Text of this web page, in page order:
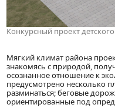
Конкурсный проект
Мягкий климат района
знакомясь с природой,
осознанное отношение к
предусмотрено несколько
разминаться; беговые
ориентированные под